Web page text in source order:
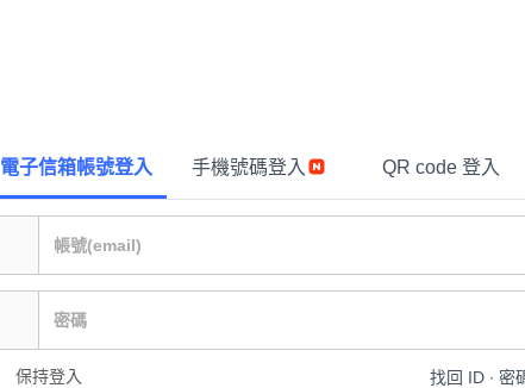
電子信箱帳號登入 手機號碼登入 QR code 登入
保持登入 找回 ID ∙ 密